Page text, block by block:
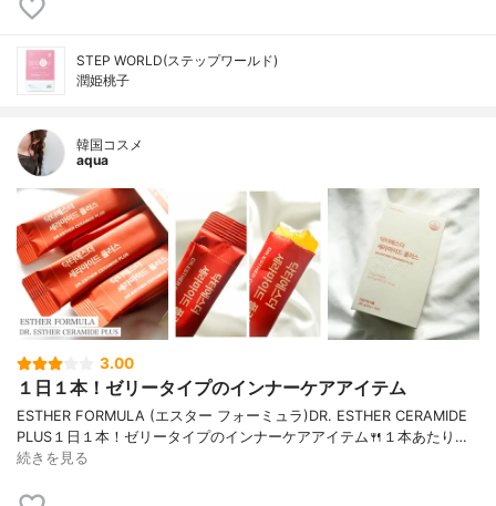
STEP WORLD(ステップワールド)
潤姫桃子
韓国コスメ
aqua
3.00
１日１本！ゼリータイプのインナーケアアイテム
ESTHER FORMULA (エスター フォーミュラ)DR. ESTHER CERAMIDE
PLUS１日１本！ゼリータイプのインナーケアアイテム🍴１本あたり…
続きを見る